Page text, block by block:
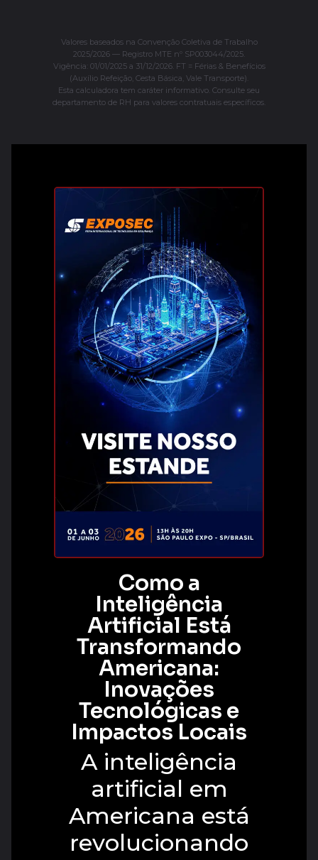
Valores baseados na Convenção Coletiva de Trabalho
2025/2026 — Registro MTE nº SP003044/2025.
Vigência: 01/01/2025 a 31/12/2026. FT = Férias & Benefícios
(Auxílio Refeição, Cesta Básica, Vale Transporte).
Esta calculadora tem caráter informativo. Consulte seu
departamento de RH para valores contratuais específicos.
Como a
Inteligência
Artificial Está
Transformando
Americana:
Inovações
Tecnológicas e
Impactos Locais
A inteligência
artificial em
Americana está
revolucionando